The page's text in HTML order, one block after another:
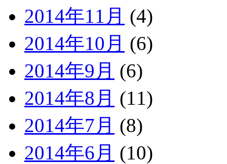
2014年11月 (4)
2014年10月 (6)
2014年9月 (6)
2014年8月 (11)
2014年7月 (8)
2014年6月 (10)